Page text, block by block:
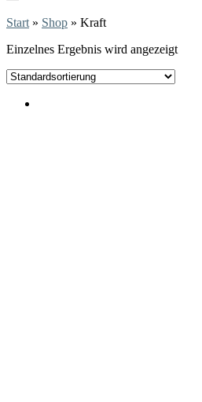
Start » Shop » Kraft
Einzelnes Ergebnis wird angezeigt